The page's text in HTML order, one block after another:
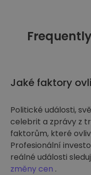
Jaké faktory
Politické události,
celebrit a zprávy z
faktorům, které
Profesionální
reálné události
změny cen .